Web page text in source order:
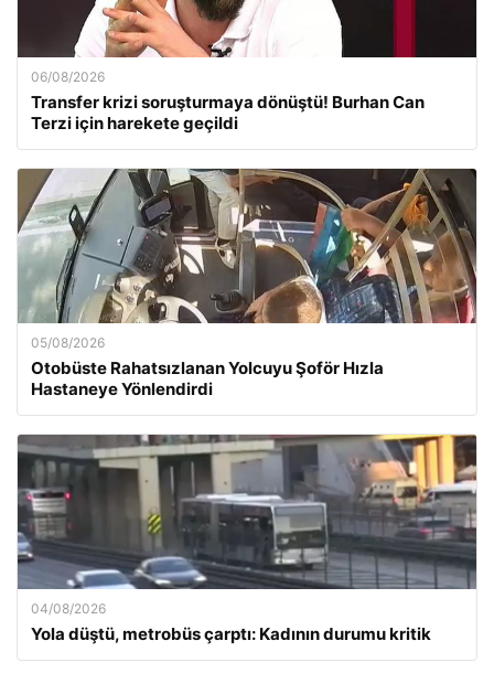
06/08/2026
Transfer krizi soruşturmaya dönüştü! Burhan Can
Terzi için harekete geçildi
05/08/2026
Otobüste Rahatsızlanan Yolcuyu Şoför Hızla
Hastaneye Yönlendirdi
04/08/2026
Yola düştü, metrobüs çarptı: Kadının durumu kritik